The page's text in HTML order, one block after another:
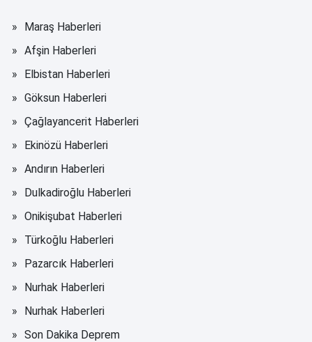
Maraş Haberleri
Afşin Haberleri
Elbistan Haberleri
Göksun Haberleri
Çağlayancerit Haberleri
Ekinözü Haberleri
Andırın Haberleri
Dulkadiroğlu Haberleri
Onikişubat Haberleri
Türkoğlu Haberleri
Pazarcık Haberleri
Nurhak Haberleri
Nurhak Haberleri
Son Dakika Deprem